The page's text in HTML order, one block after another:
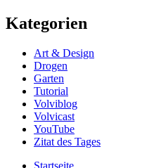
Kategorien
Art & Design
Drogen
Garten
Tutorial
Volviblog
Volvicast
YouTube
Zitat des Tages
Startseite